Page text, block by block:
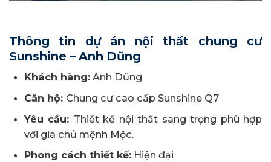
Thông tin dự án nội thất chung cư
Sunshine – Anh Dũng
Khách hàng: Anh Dũng
Căn hộ: Chung cư cao cấp Sunshine Q7
Yêu cầu: Thiết kế nội thất sang trọng phù hợp
với gia chủ mệnh Mộc.
Phong cách thiết kế: Hiện đại